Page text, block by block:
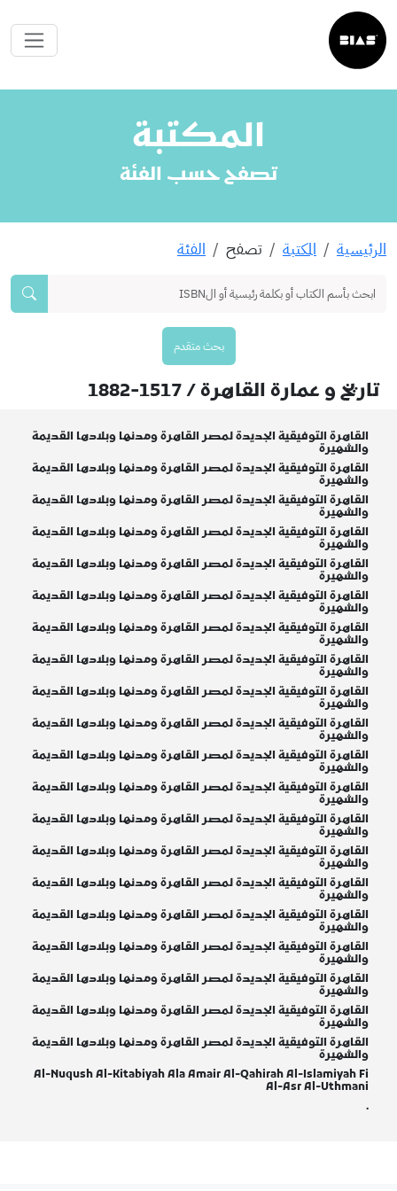
المكتبة
تصفح حسب الفئة
الرئيسية المكتبة تصفح الفئة
بحث متقدم
تاريخ و عمارة القاهرة / 1517-1882
القاهرة التوفيقية الجديدة لمصر القاهرة ومدنها وبلادها القديمة
والشهيرة
القاهرة التوفيقية الجديدة لمصر القاهرة ومدنها وبلادها القديمة
والشهيرة
القاهرة التوفيقية الجديدة لمصر القاهرة ومدنها وبلادها القديمة
والشهيرة
القاهرة التوفيقية الجديدة لمصر القاهرة ومدنها وبلادها القديمة
والشهيرة
القاهرة التوفيقية الجديدة لمصر القاهرة ومدنها وبلادها القديمة
والشهيرة
القاهرة التوفيقية الجديدة لمصر القاهرة ومدنها وبلادها القديمة
والشهيرة
القاهرة التوفيقية الجديدة لمصر القاهرة ومدنها وبلادها القديمة
والشهيرة
القاهرة التوفيقية الجديدة لمصر القاهرة ومدنها وبلادها القديمة
والشهيرة
القاهرة التوفيقية الجديدة لمصر القاهرة ومدنها وبلادها القديمة
والشهيرة
القاهرة التوفيقية الجديدة لمصر القاهرة ومدنها وبلادها القديمة
والشهيرة
القاهرة التوفيقية الجديدة لمصر القاهرة ومدنها وبلادها القديمة
والشهيرة
القاهرة التوفيقية الجديدة لمصر القاهرة ومدنها وبلادها القديمة
والشهيرة
القاهرة التوفيقية الجديدة لمصر القاهرة ومدنها وبلادها القديمة
والشهيرة
القاهرة التوفيقية الجديدة لمصر القاهرة ومدنها وبلادها القديمة
والشهيرة
القاهرة التوفيقية الجديدة لمصر القاهرة ومدنها وبلادها القديمة
والشهيرة
القاهرة التوفيقية الجديدة لمصر القاهرة ومدنها وبلادها القديمة
والشهيرة
القاهرة التوفيقية الجديدة لمصر القاهرة ومدنها وبلادها القديمة
والشهيرة
القاهرة التوفيقية الجديدة لمصر القاهرة ومدنها وبلادها القديمة
والشهيرة
القاهرة التوفيقية الجديدة لمصر القاهرة ومدنها وبلادها القديمة
والشهيرة
القاهرة التوفيقية الجديدة لمصر القاهرة ومدنها وبلادها القديمة
والشهيرة
Al-Nuqush Al-Kitabiyah Ala Amair Al-Qahirah Al-Islamiyah Fi
Al-Asr Al-Uthmani
.